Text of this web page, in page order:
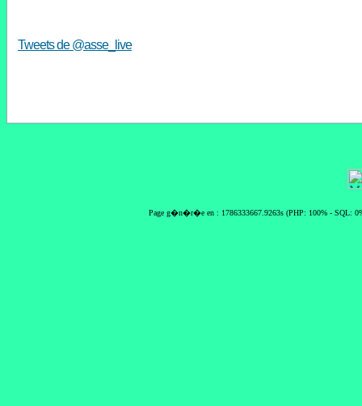
Tweets de @asse_live
Page g�n�r�e en : 1786333667.9263s (PHP: 100% - SQL: